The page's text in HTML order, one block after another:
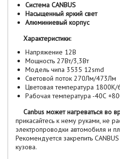
Система CANBUS
Насыщенный яркий свет
Алюминиевый корпус
Характеристики:
Напряжение 12В
Мощность 27Вт/3,3Вт
Модель чипа 3535 12smd
Световой поток 270Лм/473Лм
Цветовая температура
Рабочая температура -40С
Canbus может нагреваться во
прикасайтесь к нему руками, не
электропроводки автомобиля и
Рекомендуется закрепить
кузова.